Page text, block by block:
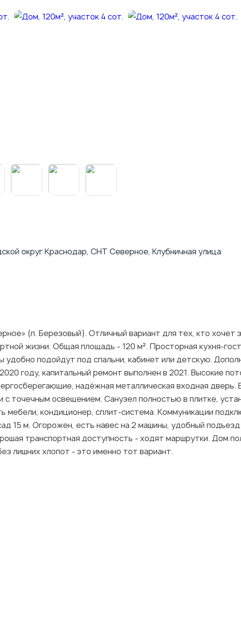
округ Краснодар, СНТ Северное, Клубничная улица
(п. Березовый). Отличный вариант для тех, кто хочет
жизни. Общая площадь - 120 м². Просторная кухня-
подойдут под спальни, кабинет или детскую.
году, капитальный ремонт выполнен в 2021. Высокие
надёжная металлическая входная
с точечным освещением. Санузел полностью в плитке,
мебели, кондиционер, сплит-система. Коммуникации
15 м. Огорожен, есть навес на 2 машины, удобный
транспортная доступность - ходят маршрутки. Дом
лишних хлопот - это именно тот вариант.